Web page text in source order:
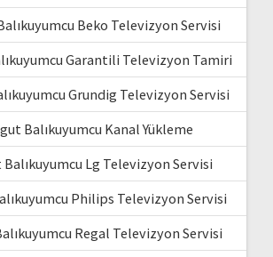
Beko Televizyon Servisi
Garantili Televizyon Tamiri
Grundig Televizyon Servisi
Balıkuyumcu Kanal Yükleme
Lg Televizyon Servisi
Philips Televizyon Servisi
Regal Televizyon Servisi